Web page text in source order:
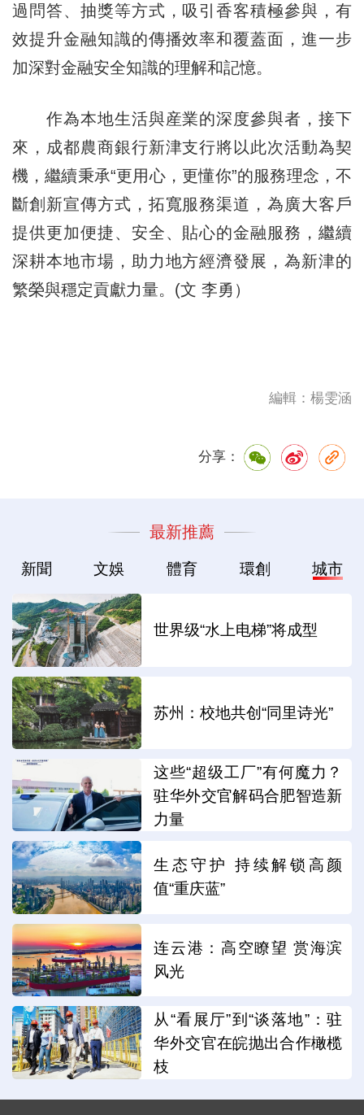
過問答、抽獎等方式，吸引香客積極參與，有
效提升金融知識的傳播效率和覆蓋面，進一步
加深對金融安全知識的理解和記憶。
作為本地生活與産業的深度參與者，接下
來，成都農商銀行新津支行將以此次活動為契
機，繼續秉承“更用心，更懂你”的服務理念，不
斷創新宣傳方式，拓寬服務渠道，為廣大客戶
提供更加便捷、安全、貼心的金融服務，繼續
深耕本地市場，助力地方經濟發展，為新津的
繁榮與穩定貢獻力量。(文 李勇）
編輯：楊雯涵
分享：
最新推薦
新聞 文娛 體育 環創 城市
世界级“水上电梯”将成型
苏州：校地共创“同里诗光”
这些“超级工厂”有何魔力？
驻华外交官解码合肥智造新
力量
生态守护 持续解锁高颜
值“重庆蓝”
连云港：高空瞭望 赏海滨
风光
从“看展厅”到“谈落地”：驻
华外交官在皖抛出合作橄榄
枝